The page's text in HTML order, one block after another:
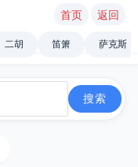
首页 返回
二胡 笛箫 萨克斯